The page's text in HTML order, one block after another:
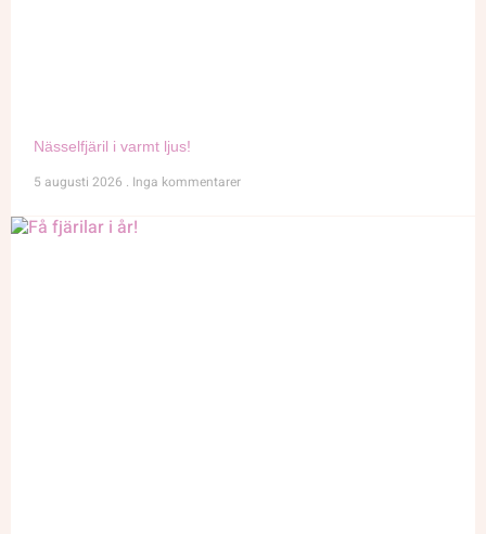
Nässelfjäril i varmt ljus!
5 augusti 2026 Inga kommentarer